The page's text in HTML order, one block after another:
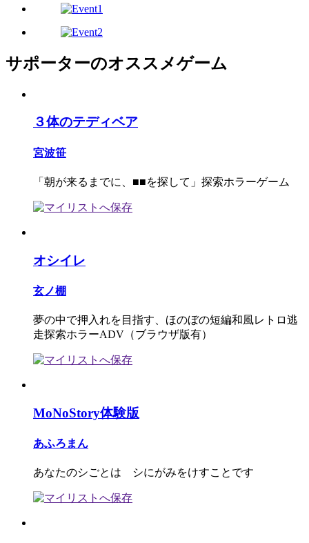
サポーターのオススメゲーム
３体のテディベア
宮波笹
「朝が来るまでに、■■を探して」探索ホラーゲーム
オシイレ
玄ノ棚
夢の中で押入れを目指す、ほのぼの短編和風レトロ逃
走探索ホラーADV（ブラウザ版有）
MoNoStory体験版
あふろまん
あなたのシごとは シにがみをけすことです